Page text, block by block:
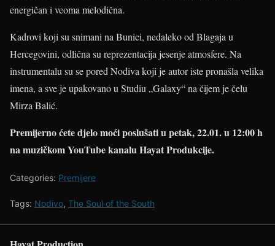
energičan i veoma melodična.
Kadrovi koji su snimani na Bunici, nedaleko od Blagaja u
Hercegovini, odlična su reprezentacija jesenje atmosfere. Na
instrumentalu su se pored Nodiva koji je autor iste pronašla velika
imena, a sve je upakovano u Studiu „Galaxy“ na čijem je čelu
Mirza Balić.
Premijerno ćete djelo moći poslušati u petak, 22.01. u 12:00 h
na muzičkom YouTube kanalu Hayat Produkcije.
Categories: Premijere
Tags: Nodivo, The Soul of the South